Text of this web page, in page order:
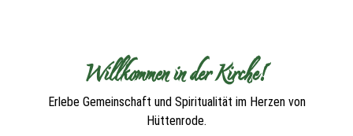
Willkommen in der Kirche!
Erlebe Gemeinschaft und Spiritualität im Herzen von
Hüttenrode.